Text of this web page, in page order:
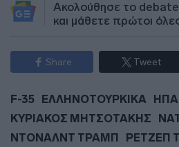
Ακολούθησε το
και μάθετε πρώτοι
Share Tweet
F-35 ΕΛΛΗΝΟΤΟΥΡΚΙΚΑ
ΗΠΑ
ΚΥΡΙΑΚΟΣ ΜΗΤΣΟΤΑΚΗΣ
ΝΤΟΝΑΛΝΤ ΤΡΑΜΠ
ΡΕΤΖΕΠ